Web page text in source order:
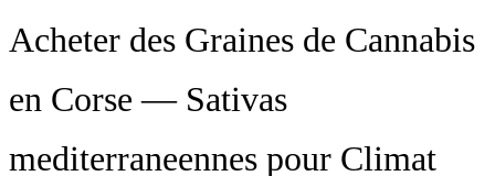
Acheter des Graines de Cannabis
en Corse — Sativas
mediterraneennes pour Climat